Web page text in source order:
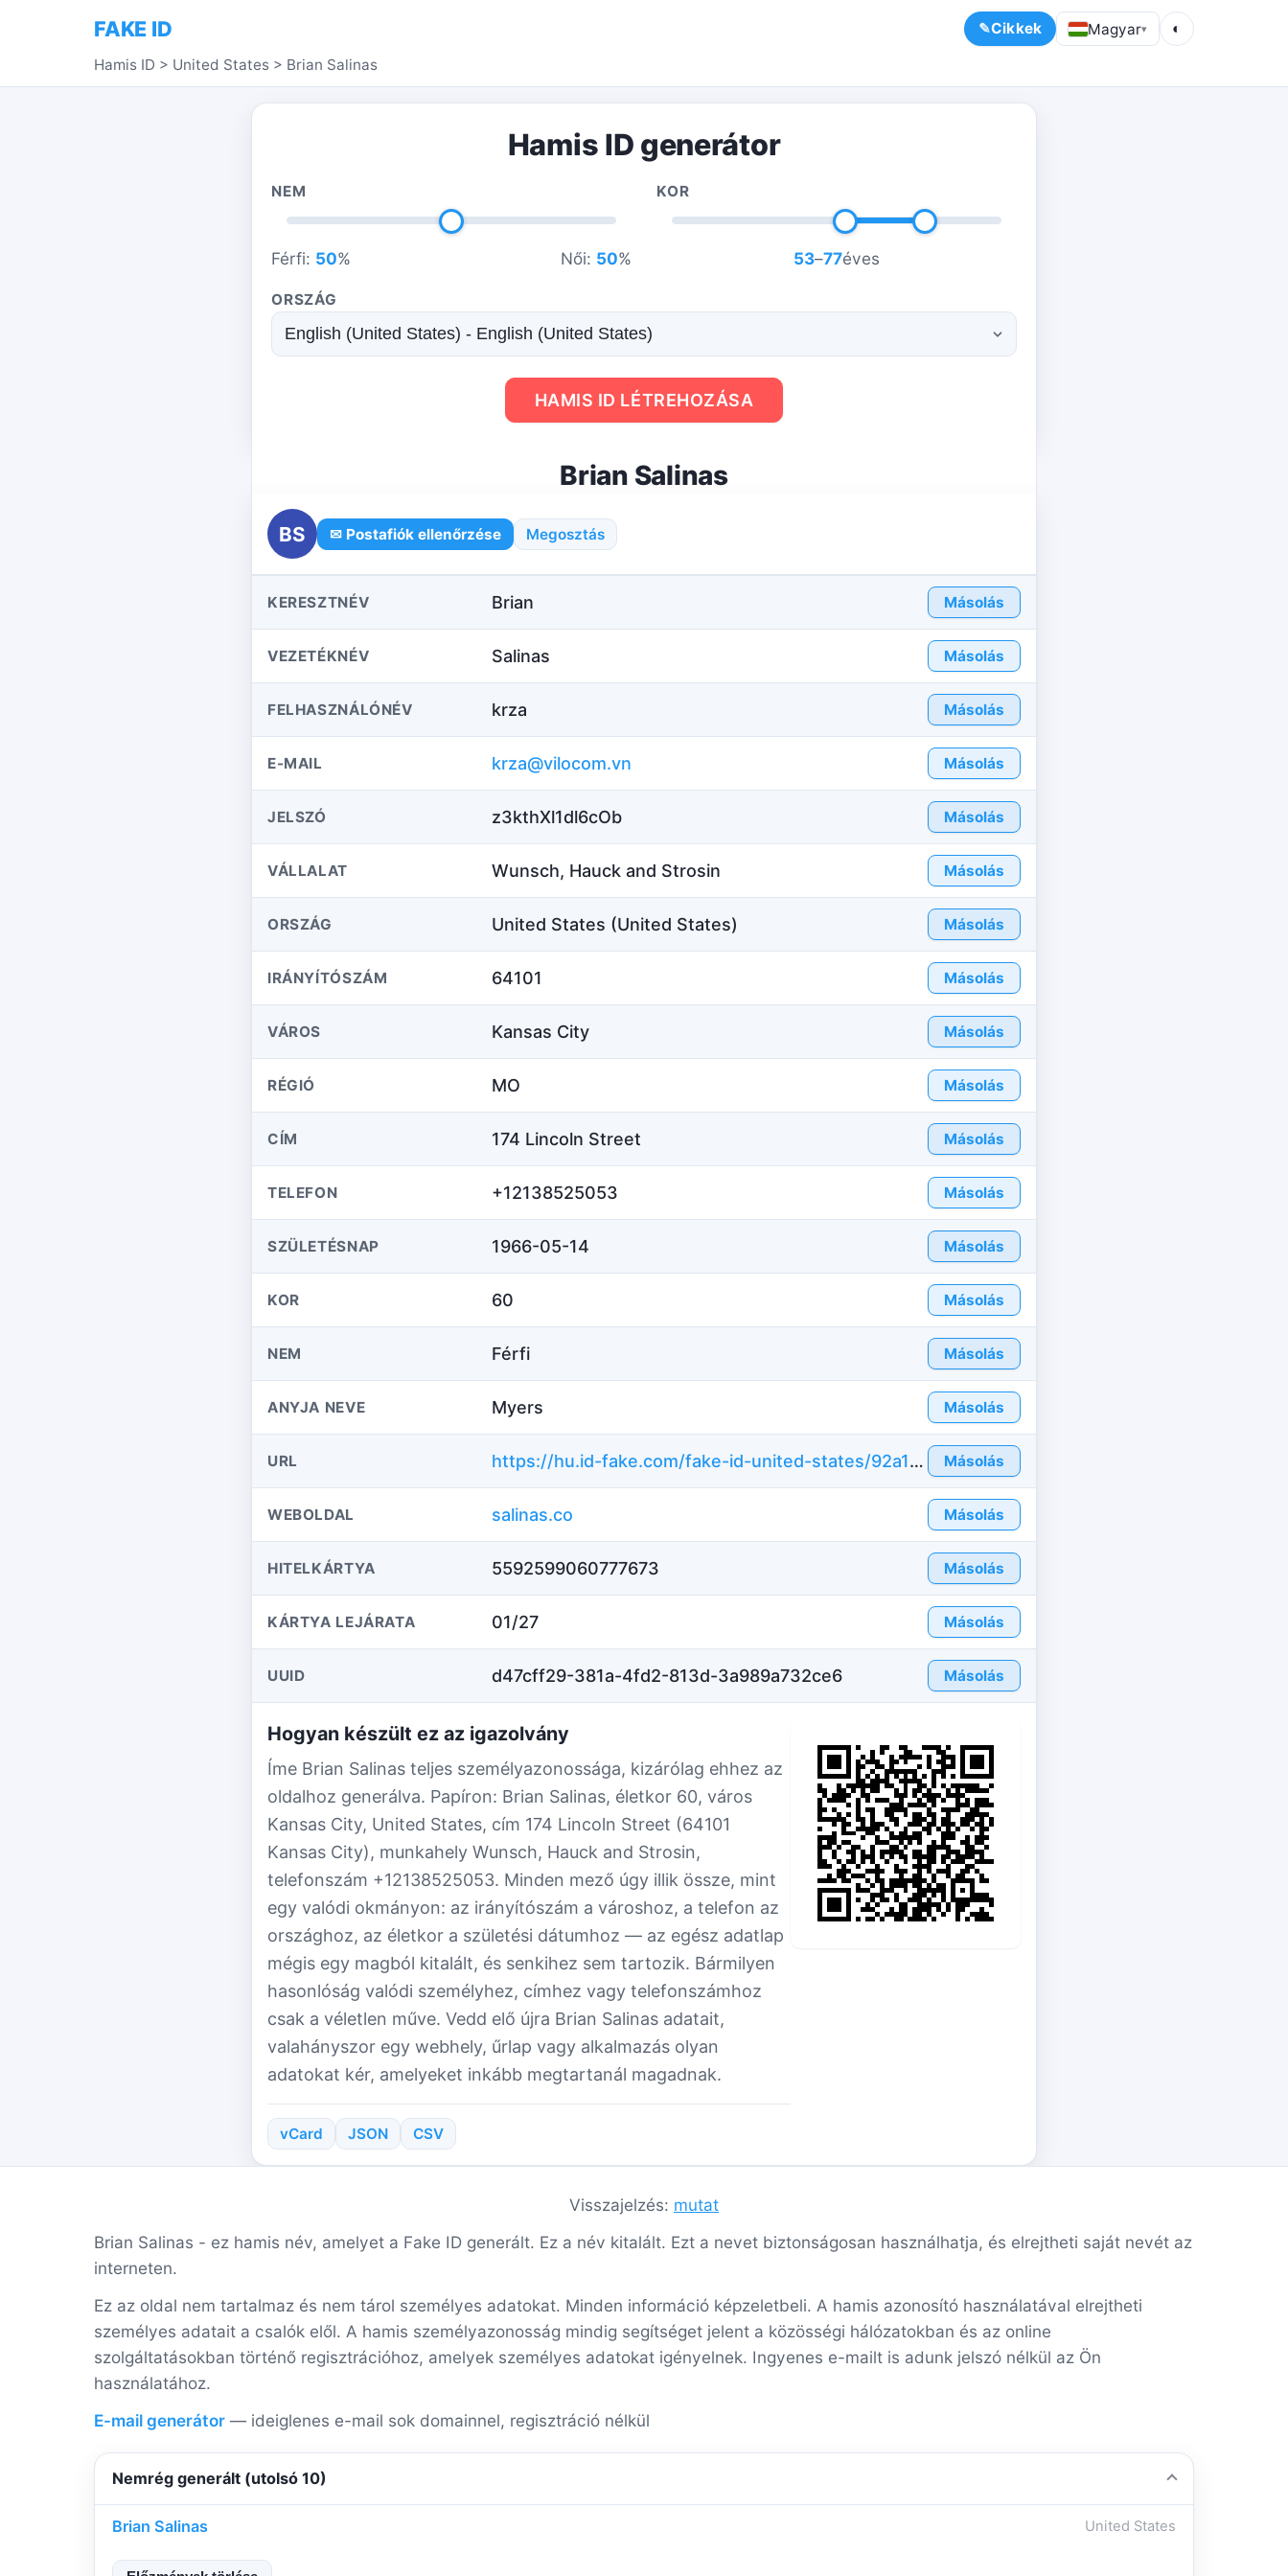
FAKE ID Cikkek Magyar▾ ◐
Hamis ID > United States > Brian Salinas
Hamis ID generátor
NEM
Férfi: 50% Női: 50%
KOR
53–77éves
ORSZÁG
HAMIS ID LÉTREHOZÁSA
Brian Salinas
BS ✉ Postafiók ellenőrzése Megosztás
KERESZTNÉV Brian Másolás
VEZETÉKNÉV Salinas Másolás
FELHASZNÁLÓNÉV krza Másolás
E-MAIL krza@vilocom.vn Másolás
JELSZÓ z3kthXl1dl6cOb Másolás
VÁLLALAT Wunsch, Hauck and Strosin Másolás
ORSZÁG United States (United States) Másolás
IRÁNYÍTÓSZÁM 64101 Másolás
VÁROS Kansas City Másolás
RÉGIÓ MO Másolás
CÍM 174 Lincoln Street Másolás
TELEFON +12138525053 Másolás
SZÜLETÉSNAP 1966-05-14 Másolás
KOR 60 Másolás
NEM Férfi Másolás
ANYJA NEVE Myers Másolás
URL https://hu.id-fake.com/fake-id-united-states/92a14d72c5068891706bea9d485d7a7c Másolás
WEBOLDAL salinas.co Másolás
HITELKÁRTYA 5592599060777673 Másolás
KÁRTYA LEJÁRATA 01/27 Másolás
UUID d47cff29-381a-4fd2-813d-3a989a732ce6 Másolás
Hogyan készült ez az igazolvány
Íme Brian Salinas teljes személyazonossága, kizárólag ehhez az
oldalhoz generálva. Papíron: Brian Salinas, életkor 60, város
Kansas City, United States, cím 174 Lincoln Street (64101
Kansas City), munkahely Wunsch, Hauck and Strosin,
telefonszám +12138525053. Minden mező úgy illik össze, mint
egy valódi okmányon: az irányítószám a városhoz, a telefon az
országhoz, az életkor a születési dátumhoz — az egész adatlap
mégis egy magból kitalált, és senkihez sem tartozik. Bármilyen
hasonlóság valódi személyhez, címhez vagy telefonszámhoz
csak a véletlen műve. Vedd elő újra Brian Salinas adatait,
valahányszor egy webhely, űrlap vagy alkalmazás olyan
adatokat kér, amelyeket inkább megtartanál magadnak.
vCard JSON CSV
Visszajelzés: mutat
Brian Salinas - ez hamis név, amelyet a Fake ID generált. Ez a név kitalált. Ezt a nevet biztonságosan használhatja, és elrejtheti saját nevét az
interneten.
Ez az oldal nem tartalmaz és nem tárol személyes adatokat. Minden információ képzeletbeli. A hamis azonosító használatával elrejtheti
személyes adatait a csalók elől. A hamis személyazonosság mindig segítséget jelent a közösségi hálózatokban és az online
szolgáltatásokban történő regisztrációhoz, amelyek személyes adatokat igényelnek. Ingyenes e-mailt is adunk jelszó nélkül az Ön
használatához.
E-mail generátor — ideiglenes e-mail sok domainnel, regisztráció nélkül
Nemrég generált (utolsó 10)
Brian Salinas United States